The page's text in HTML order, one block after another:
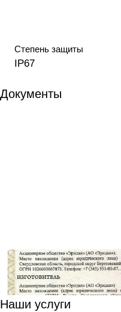
Степень защиты
IP67
Документы
Наши услуги